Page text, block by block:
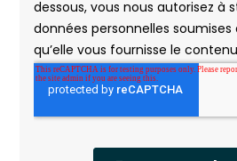
Sophia-Antipolis
Strasbourg